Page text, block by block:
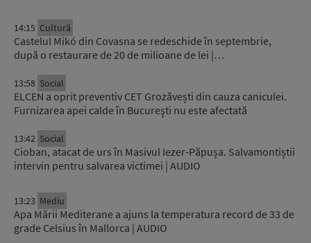
14:15 Cultură
Castelul Mikó din Covasna se redeschide în septembrie,
după o restaurare de 20 de milioane de lei |…
13:58 Social
ELCEN a oprit preventiv CET Grozăvești din cauza caniculei.
Furnizarea apei calde în Bucureşti nu este afectată
13:42 Social
Cioban, atacat de urs în Masivul Iezer-Păpușa. Salvamontiștii
intervin pentru salvarea victimei | AUDIO
13:23 Mediu
Apa Mării Mediterane a ajuns la temperatura record de 33 de
grade Celsius în Mallorca | AUDIO